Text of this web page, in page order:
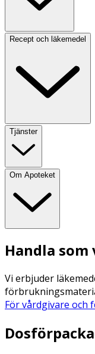
Recept och läkemedel
Tjänster
Om Apoteket
Handla
Vi erbjuder
För vårdgivare och